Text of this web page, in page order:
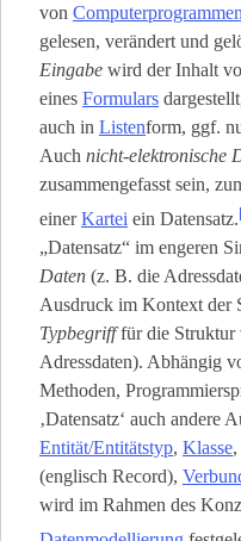
von Computerprogrammen
gelesen, verändert und
Eingabe wird der Inhalt
eines Formulars
auch in Listen­form, ggf.
Auch nicht-elektronische
zusammengefasst sein,
einerKartei ein Datensatz.
„Datensatz“ im engeren
Daten (z. B. die
Ausdruck im Kontext der
Typbegrifffür die Struktur
Adressdaten). Abhängig
Methoden,
‚Datensatz‘ auch andere
Entität/Entitätstyp, Klasse,
(englisch Record),
wird im Rahmen des